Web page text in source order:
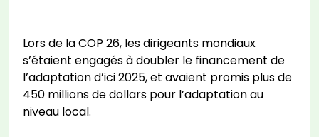
Lors de la COP 26, les dirigeants mondiaux
s’étaient engagés à doubler le financement de
l’adaptation d’ici 2025, et avaient promis plus de
450 millions de dollars pour l’adaptation au
niveau local.